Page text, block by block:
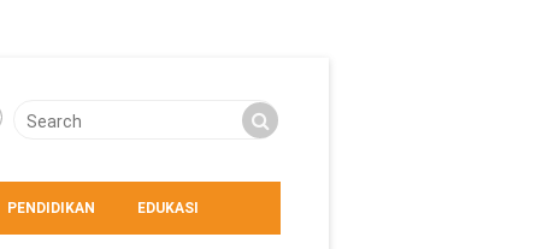
PENDIDIKAN EDUKASI